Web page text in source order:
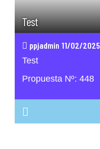
Test
ppjadmin 11/02/2025
Test
Propuesta Nº: 448